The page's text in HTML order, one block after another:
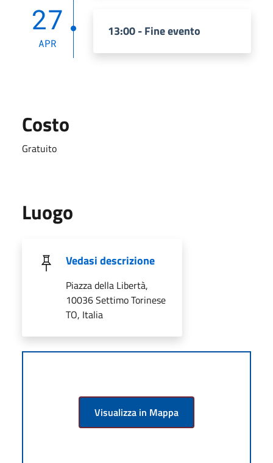
27
APR
13:00 - Fine evento
Costo
Gratuito
Luogo
Vedasi descrizione
Piazza della Libertà,
10036 Settimo Torinese
TO, Italia
Visualizza in Mappa